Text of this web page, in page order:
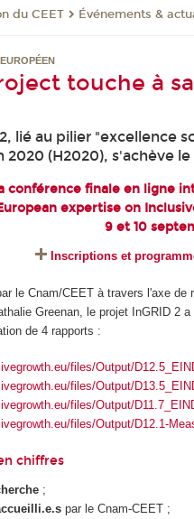
du CEET Événements &
touche à
lié au pilier "excellence
(H2020), s'achève
conférence finale en ligne
expertise on
9 et 10
Inscriptions et
le Cnam/CEET à travers l'axe
Greenan, le projet InGRID 2
de 4 rapports :
files/Output/
files/Output/
files/Output/
files/Output/D12.1-
chiffres
;
par le Cnam-CEET ;